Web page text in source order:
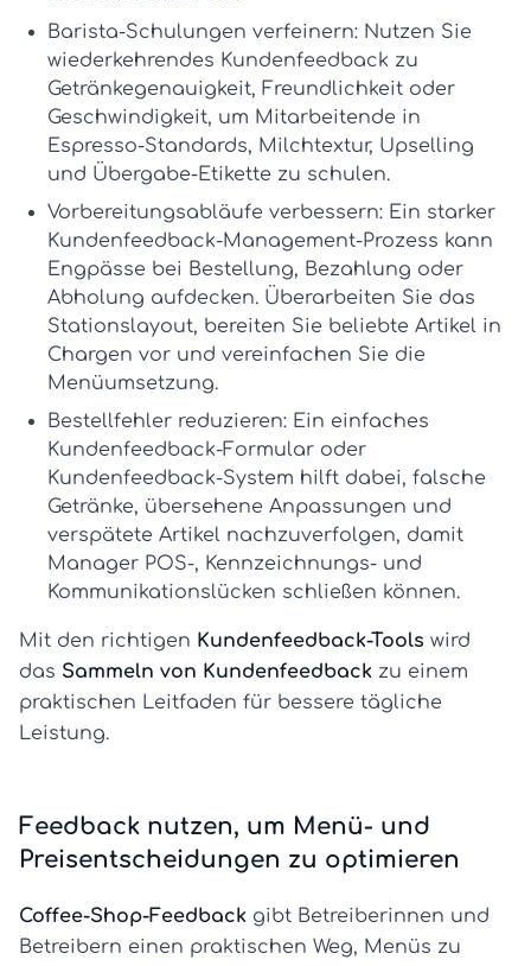
Barista-Schulungen verfeinern: Nutzen Sie
wiederkehrendes Kundenfeedback zu
Getränkegenauigkeit, Freundlichkeit oder
Geschwindigkeit, um Mitarbeitende in
Espresso-Standards, Milchtextur, Upselling
und Übergabe-Etikette zu schulen.
Vorbereitungsabläufe verbessern: Ein starker
Kundenfeedback-Management-Prozess kann
Engpässe bei Bestellung, Bezahlung oder
Abholung aufdecken. Überarbeiten Sie das
Stationslayout, bereiten Sie beliebte Artikel in
Chargen vor und vereinfachen Sie die
Menüumsetzung.
Bestellfehler reduzieren: Ein einfaches
Kundenfeedback-Formular oder
Kundenfeedback-System hilft dabei, falsche
Getränke, übersehene Anpassungen und
verspätete Artikel nachzuverfolgen, damit
Manager POS-, Kennzeichnungs- und
Kommunikationslücken schließen können.
Mit den richtigen Kundenfeedback-Tools wird
das Sammeln von Kundenfeedback zu einem
praktischen Leitfaden für bessere tägliche
Leistung.
Feedback nutzen, um Menü- und
Preisentscheidungen zu optimieren
Coffee-Shop-Feedback gibt Betreiberinnen und
Betreibern einen praktischen Weg, Menüs zu